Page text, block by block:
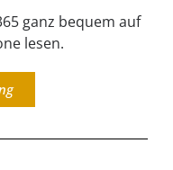
ganz bequem auf
lesen.